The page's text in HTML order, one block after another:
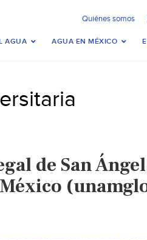
Quiénes somos
AGUA AGUA EN MÉXICO
de San